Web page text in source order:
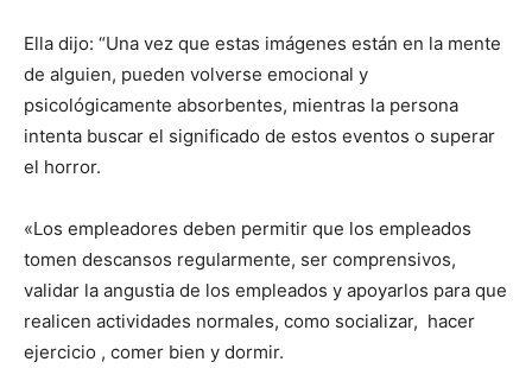
Ella dijo: “Una vez que estas imágenes están en la mente
de alguien, pueden volverse emocional y
psicológicamente absorbentes, mientras la persona
intenta buscar el significado de estos eventos o superar
el horror.
«Los empleadores deben permitir que los empleados
tomen descansos regularmente, ser comprensivos,
validar la angustia de los empleados y apoyarlos para que
realicen actividades normales, como socializar, hacer
ejercicio , comer bien y dormir.